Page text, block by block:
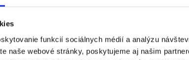
funkcií sociálnych médií a analýzu
naše webové stránky, poskytujeme aj našim